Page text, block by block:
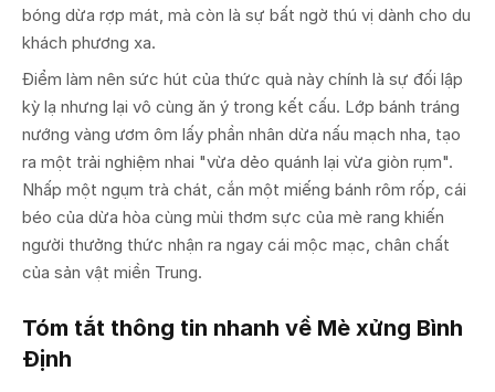
bóng dừa rợp mát, mà còn là sự bất ngờ thú vị dành cho du
khách phương xa.
Điểm làm nên sức hút của thức quà này chính là sự đối lập
kỳ lạ nhưng lại vô cùng ăn ý trong kết cấu. Lớp bánh tráng
nướng vàng ươm ôm lấy phần nhân dừa nấu mạch nha, tạo
ra một trải nghiệm nhai "vừa dẻo quánh lại vừa giòn rụm".
Nhấp một ngụm trà chát, cắn một miếng bánh rôm rốp, cái
béo của dừa hòa cùng mùi thơm sực của mè rang khiến
người thưởng thức nhận ra ngay cái mộc mạc, chân chất
của sản vật miền Trung.
Tóm tắt thông tin nhanh về Mè xửng Bình
Định